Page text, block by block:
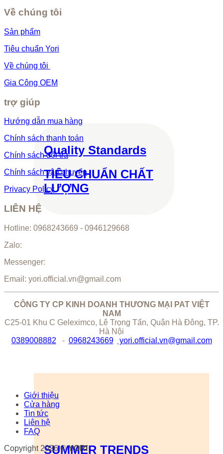
Quality Standards
TIÊU CHUẨN CHẤT
LƯỢNG
SUMMER TRENDS
Về chúng tôi
Sản phẩm
Tiêu chuẩn Yori
Về chúng tôi
Gia Công OEM
trợ giúp
Hướng dẫn mua hàng
Chính sách thanh toán
Chính sách đổi trả
Chính sách vận chuyển
Privacy Policy
LIÊN HỆ
Hotline: 0968243669 - 0946129668
Zalo:
Messenger:
Email: yori.official.vn@gmail.com
CÔNG TY CP KINH DOANH THƯƠNG MẠI PAT VIỆT
NAM
C25-01 Khu C Geleximco, Lê Trọng Tấn, Quận Hà Đông, TP.
Hà Nội
0389008882 - 0968243669 yori.official.vn@gmail.com
Giới thiệu
Cửa hàng
Tin tức
Liên hệ
FAQ
Copyright 2026 ©YORI